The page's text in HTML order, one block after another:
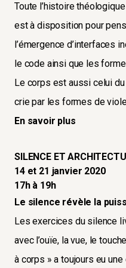
Toute l’histoire
est à disposition pour
l’émergence d’interfaces
le code ainsi que les
Le corps est aussi celui
crie par les formes de
En savoir plus
SILENCE ET
14 et 21 janvier 2020
17h à 19h
Le silence révèle la
Les exercices du silence
avec l’ouïe, la vue, le
à corps » a toujours eu